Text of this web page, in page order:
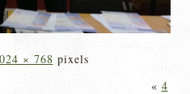
× 768 pixels
« 4